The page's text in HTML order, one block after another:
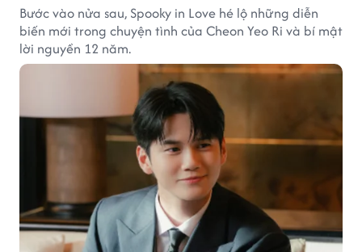
Bước vào nửa sau, Spooky in Love hé lộ những diễn
biến mới trong chuyện tình của Cheon Yeo Ri và bí mật
lời nguyền 12 năm.